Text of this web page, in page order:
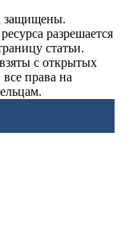
защищены.
разрешается
статьи.
с открытых
права на